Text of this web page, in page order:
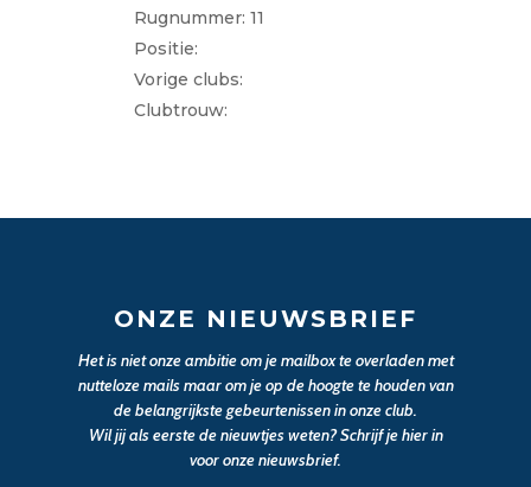
Rugnummer: 11
Positie:
Vorige clubs:
Clubtrouw:
ONZE NIEUWSBRIEF
Het is niet onze ambitie om je mailbox te overladen met
nutteloze mails maar om je op de hoogte te houden van
de belangrijkste gebeurtenissen in onze club.
Wil jij als eerste de nieuwtjes weten? Schrijf je hier in
voor onze nieuwsbrief.